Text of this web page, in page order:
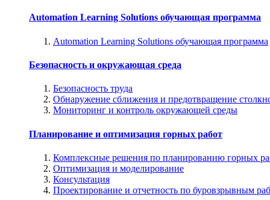
Automation Learning Solutions обучающая программа
Automation Learning Solutions обучающая программа
Безопасность и окружающая среда
Безопасность труда
Обнаружение сближения и предотвращение
Мониторинг и контроль окружающей среды
Планирование и оптимизация горных работ
Комплексные решения по планированию горных
Оптимизация и моделирование
Консультация
Проектирование и отчетность по буровзрывным